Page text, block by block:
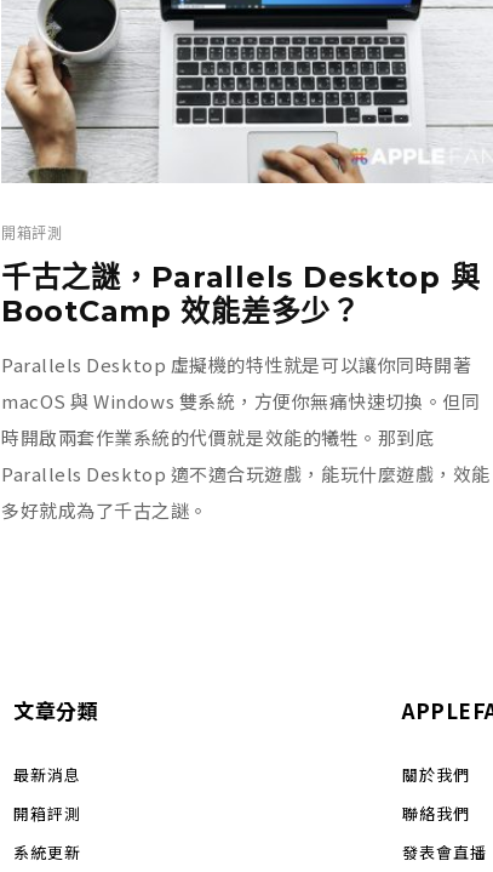
開箱評測
千古之謎，Parallels Desktop 與
BootCamp 效能差多少？
Parallels Desktop 虛擬機的特性就是可以讓你同時開著
macOS 與 Windows 雙系統，方便你無痛快速切換。但同
時開啟兩套作業系統的代價就是效能的犧牲。那到底
Parallels Desktop 適不適合玩遊戲，能玩什麼遊戲，效能
多好就成為了千古之謎。
文章分類
最新消息
開箱評測
系統更新
關於我們
聯絡我們
發表會直播